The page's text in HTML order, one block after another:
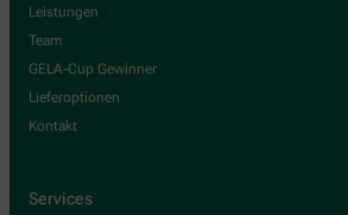
Leistungen
Team
GELA-Cup Gewinner
Lieferoptionen
Kontakt
Services